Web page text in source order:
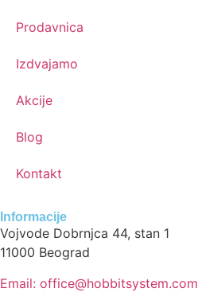
Prodavnica
Izdvajamo
Akcije
Blog
Kontakt
Informacije
Vojvode Dobrnjca 44, stan 1
11000 Beograd
Email: office@hobbitsystem.com